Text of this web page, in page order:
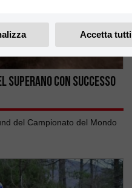
SUPERANO CON SUCCESSO
del Campionato del Mondo
Accetta tutti